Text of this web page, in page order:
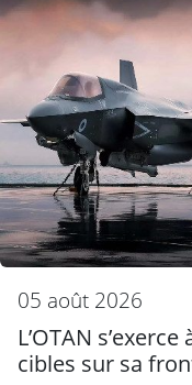
05 août 2026
L’OTAN
cibles sur sa